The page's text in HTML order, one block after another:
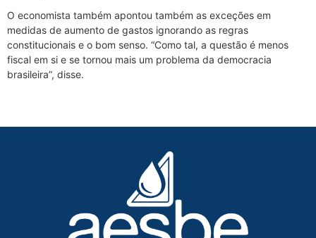
O economista também apontou também as exceções em
medidas de aumento de gastos ignorando as regras
constitucionais e o bom senso. “Como tal, a questão é menos
fiscal em si e se tornou mais um problema da democracia
brasileira”, disse.